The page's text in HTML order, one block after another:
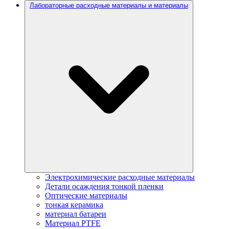
Лабораторные расходные материалы и материалы
Электрохимические расходные материалы
Детали осаждения тонкой пленки
Оптические материалы
тонкая керамика
материал батареи
Материал PTFE